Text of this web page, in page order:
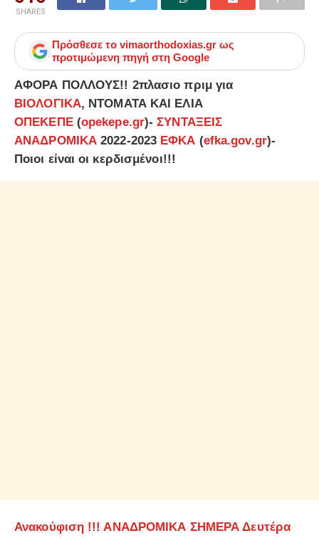
SHARES
Πρόσθεσε το vimaorthodoxias.gr ως
προτιμώμενη πηγή στη Google
ΑΦΟΡΑ ΠΟΛΛΟΥΣ!! 2πλασιο πριμ για
ΒΙΟΛΟΓΙΚΑ, ΝΤΟΜΑΤΑ ΚΑΙ ΕΛΙΑ
ΟΠΕΚΕΠΕ(opekepe.gr)-ΣΥΝΤΑΞΕΙΣ
ΑΝΑΔΡΟΜΙΚΑ 2022-2023 ΕΦΚΑ (efka.gov.gr)-
Ποιοι είναι οι κερδισμένοι!!!
Ανακούφιση !!! ΑΝΑΔΡΟΜΙΚΑ ΣΗΜΕΡΑ Δευτέρα